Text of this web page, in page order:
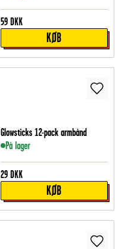
59 DKK
KØB
Glowsticks 12-pack armbånd
På lager
29 DKK
KØB